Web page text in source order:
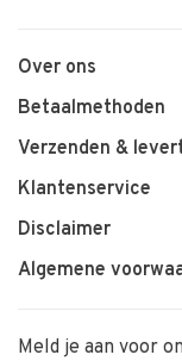
Over ons
Betaalmethoden
Verzenden &
Klantenservice
Disclaimer
Algemene
Meld je aan voor